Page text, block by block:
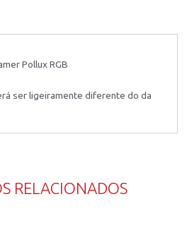
Pollux RGB
ser ligeiramente diferente do da
RELACIONADOS